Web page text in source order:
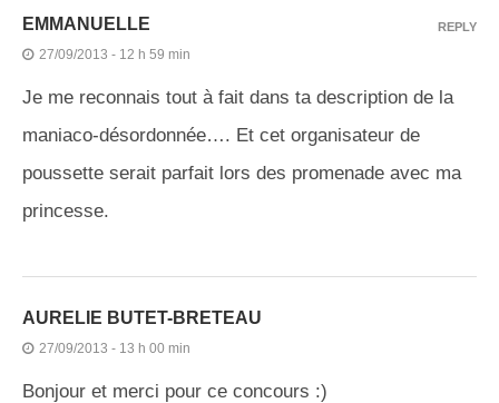
EMMANUELLE
27/09/2013 - 12 h 59 min
Je me reconnais tout à fait dans ta description de la
maniaco-désordonnée…. Et cet organisateur de
poussette serait parfait lors des promenade avec ma
princesse.
REPLY
AURELIE BUTET-BRETEAU
27/09/2013 - 13 h 00 min
Bonjour et merci pour ce concours :)